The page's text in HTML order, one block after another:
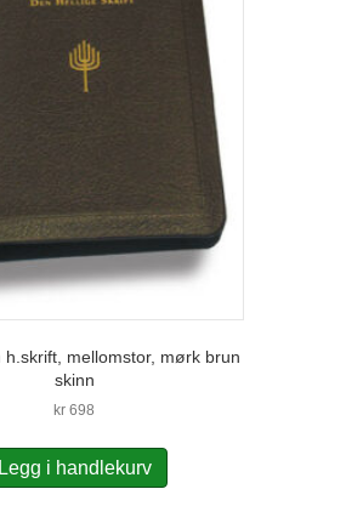
h.skrift, mellomstor, mørk brun
skinn
kr 698
Legg i handlekurv